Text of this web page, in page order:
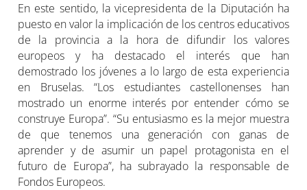
En este sentido, la vicepresidenta de la Diputación ha
puesto en valor la implicación de los centros educativos
de la provincia a la hora de difundir los valores
europeos y ha destacado el interés que han
demostrado los jóvenes a lo largo de esta experiencia
en Bruselas. “Los estudiantes castellonenses han
mostrado un enorme interés por entender cómo se
construye Europa”. “Su entusiasmo es la mejor muestra
de que tenemos una generación con ganas de
aprender y de asumir un papel protagonista en el
futuro de Europa”, ha subrayado la responsable de
Fondos Europeos.